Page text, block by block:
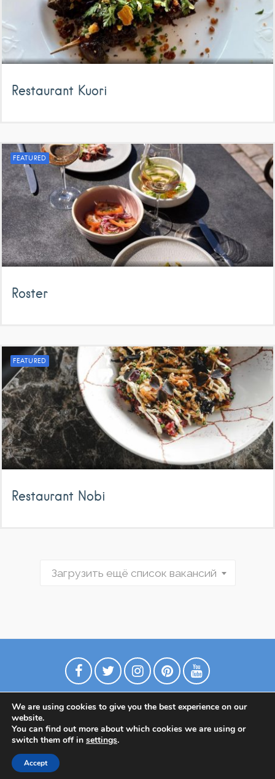
Restaurant Kuori
FEATURED
Roster
FEATURED
Restaurant Nobi
Загрузить ещё список вакансий
Политика конфиденциальности
We are using cookies to give you the best experience on our
website.
You can find out more about which cookies we are using or
switch them off in settings.
Accept